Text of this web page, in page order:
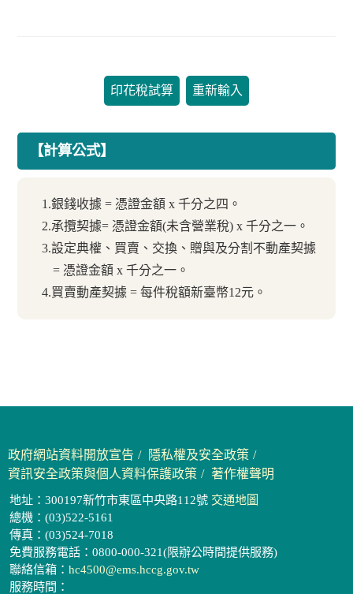
印花稅試算 重新輸入
【計算公式】
1.銀錢收據 = 憑證金額 x 千分之四。
2.承攬契據= 憑證金額(未含營業稅) x 千分之一。
3.設定典權、買賣、交換、贈與及分割不動產契據
= 憑證金額 x 千分之一。
4.買賣動產契據 = 每件稅額新臺幣12元。
政府網站資料開放宣告
隱私權及安全政策
資訊安全政策與個人資料保護政策
著作權聲明
地址：300197新竹市東區中央路112號 交通地圖
總機：(03)522-5161
傳真：(03)524-7018
免費服務電話：0800-000-321(限辦公時間提供服務)
聯絡信箱： hc4500@ems.hccg.gov.tw
服務時間：